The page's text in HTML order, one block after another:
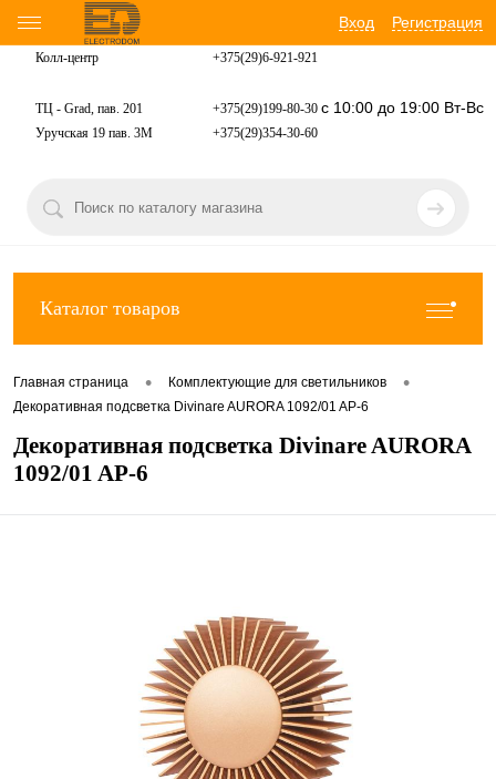
Вход Регистрация
Колл-центр +375(29)6-921-921
ТЦ - Grad, пав. 201 +375(29)199-80-30 с 10:00 до 19:00 Вт-Вс
Уручская 19 пав. 3М +375(29)354-30-60
Каталог товаров
Главная страница • Комплектующие для светильников •
Декоративная подсветка Divinare AURORA 1092/01 AP-6
Декоративная подсветка Divinare AURORA
1092/01 AP-6